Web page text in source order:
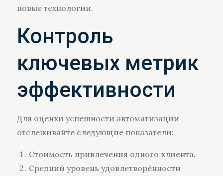
новые технологии.
Контроль
ключевых метрик
эффективности
Для оценки успешности автоматизации
отслеживайте следующие показатели:
Стоимость привлечения одного клиента.
Средний уровень удовлетворённости